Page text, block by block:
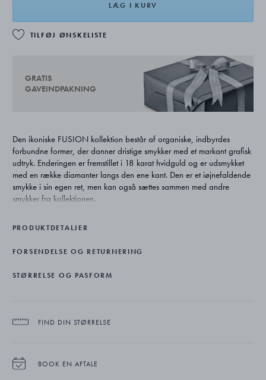
LÆG I KURV
TILFØJ ØNSKELISTE
GRATIS
GAVEINDPAKNING
Den ikoniske FUSION kollektion består af organiske, indbyrdes
forbundne former, der danner dristige smykker med et markant grafisk
udtryk. Enderingen er fremstillet i 18 karat hvidguld og er udsmykket
med en række diamanter langs den ene kant. Den er et iøjnefaldende
smykke i sin egen ret, men kan også sættes sammen med andre
smykker fra kollektionen.
PRODUKTDETALJER
FORSENDELSE OG RETURNERING
STØRRELSE OG PASFORM
FIND DIN STØRRELSE
BOOK EN AFTALE